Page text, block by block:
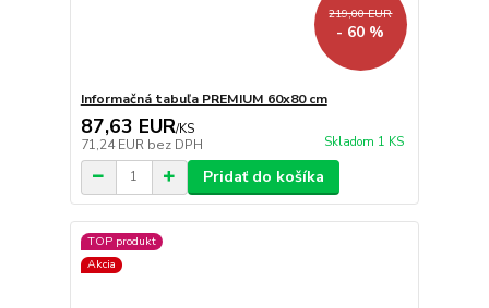
219,00 EUR
- 60 %
Informačná tabuľa PREMIUM 60x80 cm
87,63 EUR/KS
71,24 EUR bez DPH Skladom 1 KS
Pridať do košíka
TOP produkt
Akcia